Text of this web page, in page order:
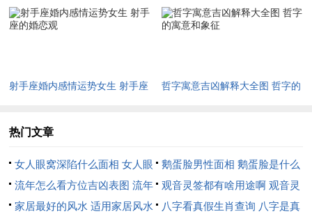
文书、合作吉祥。
太岁与岁破:丙午马年太岁方位再 正南方- 岁破方再正北方。
份的月历
射手座婚内感情运势女生 射手座
哲字寓意吉凶解释大全图 哲字的
热门文章
女人眼窝深陷什么面相 女人眼
窝深陷是短命相吗
鹅蛋脸男性面相 鹅蛋脸是什么
脸型男性
流年怎么看方位吉凶表图 流年
位置怎么看
观音灵签都有啥用途啊 观音灵
签全部签签词
家居最好的风水 适用家居风水
八字看真假生肖查询 八字是真